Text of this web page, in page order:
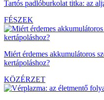
Tartós padlóburkolat titka: az
FÉSZEK
Miért érdemes akkumulátoros
kertápoláshoz?
KÖZÉRZET